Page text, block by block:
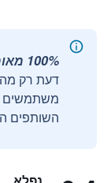
100% מאומת.
דעת רק
השותפים